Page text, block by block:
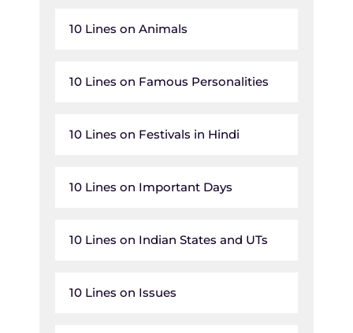
10 Lines on Animals
10 Lines on Famous Personalities
10 Lines on Festivals in Hindi
10 Lines on Important Days
10 Lines on Indian States and UTs
10 Lines on Issues